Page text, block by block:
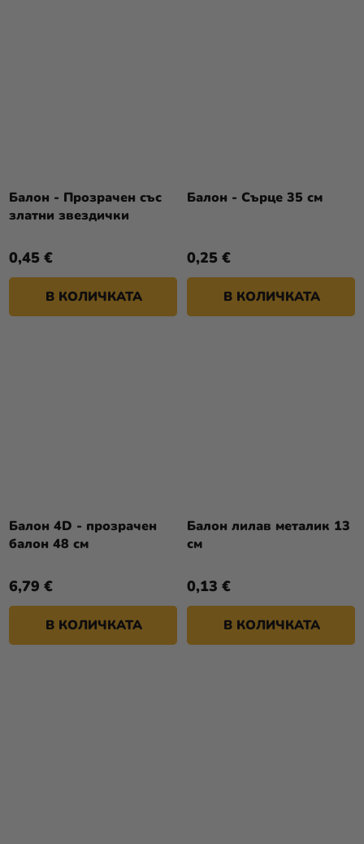
Балон - Прозрачен със
златни звездички
0,45 €
В КОЛИЧКАТА
Балон - Сърце 35 см
0,25 €
В КОЛИЧКАТА
Балон 4D - прозрачен
балон 48 см
6,79 €
В КОЛИЧКАТА
Балон лилав металик 13
см
0,13 €
В КОЛИЧКАТА